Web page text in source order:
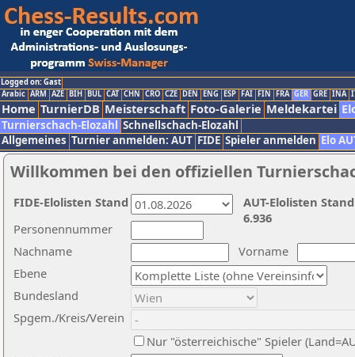
Logged on: Gast
Arabic ARM AZE BIH BUL CAT CHN CRO CZE DEN ENG ESP FAI FIN FRA GER GRE INA
Home TurnierDB Meisterschaft Foto-Galerie Meldekartei
Turnierschach-Elozahl Schnellschach-Elozahl
Allgemeines Turnier anmelden: AUT FIDE Spieler anmelden Elo
Willkommen bei den offiziellen
Nachname
Vorname
Ebene
Personennummer
Bundesland
Spgem./Kreis/Verein
Nur "österreichische" Spieler
AUT-Elolisten
6.936
FIDE-Elolisten Stand